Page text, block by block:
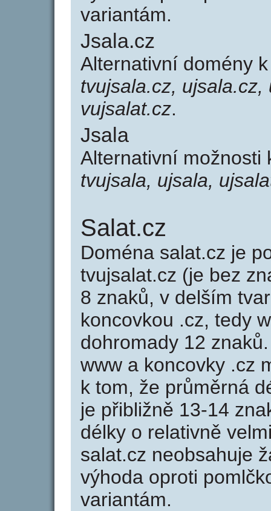
variantám.
Jsala.cz
Alternativní domény
tvujsala.cz,
vujsalat.cz.
Jsala
Alternativní možnosti
tvujsala, ujsala,
Salat.cz
Doména salat.cz je
tvujsalat.cz (je bez
8 znaků, v delším
koncovkou .cz, tedy
dohromady 12
www a koncovky .cz
k tom, že průměrná
je přibližně 13-14
délky o relativně
salat.cz neobsahuje
výhoda oproti
variantám.